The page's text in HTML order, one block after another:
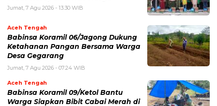
Jumat, 7 Agu 2026 - 13:30 WIB
Aceh Tengah
‎Babinsa Koramil 06/Jagong Dukung
Ketahanan Pangan Bersama Warga
Desa Gegarang
Jumat, 7 Agu 2026 - 07:24 WIB
Aceh Tengah
‎Babinsa Koramil 09/Ketol Bantu
Warga Siapkan Bibit Cabai Merah di